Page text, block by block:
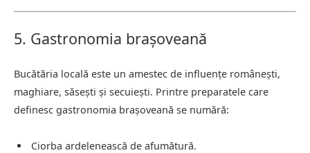
5. Gastronomia brașoveană
Bucătăria locală este un amestec de influențe românești,
maghiare, săsești și secuiești. Printre preparatele care
definesc gastronomia brașoveană se numără:
Ciorba ardelenească de afumătură.